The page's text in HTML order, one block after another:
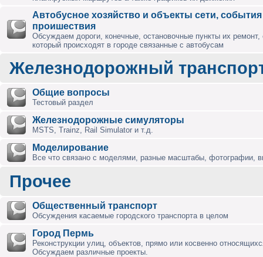
Автобусное хозяйство и объекты сети,
проишествия
Обсуждаем дороги, конечные, остановочные пункты их ремонт,
который происходят в городе связанные с автобусам
Железнодорожный
Общие вопросы
Тестовый раздел
Железнодорожные симуляторы
MSTS, Trainz, Rail Simulator и т.д.
Моделирование
Все что связано с моделями, разные масштабы, фотографии,
Прочее
Общественный транспорт
Обсуждения касаемые городского транспорта в целом
Город Пермь
Реконструкции улиц, объектов, прямо или косвенно
Обсуждаем различные проекты.